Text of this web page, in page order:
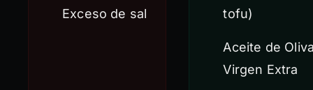
Exceso de sal
tofu)
Aceite de
Virgen Extra